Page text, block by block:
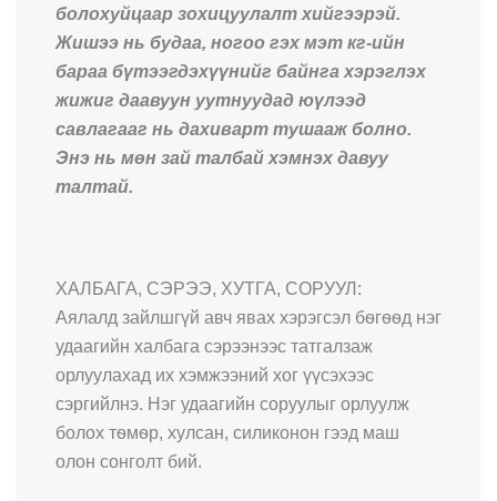
болохуйцаар зохицуулалт хийгээрэй.
Жишээ нь будаа, ногоо гэх мэт кг-ийн
бараа бүтээгдэхүүнийг байнга хэрэглэх
жижиг даавуун уутнуудад юүлээд
савлагааг нь дахиварт тушааж болно.
Энэ нь мөн зай талбай хэмнэх давуу
талтай.
ХАЛБАГА, СЭРЭЭ, ХУТГА, СОРУУЛ:
Аялалд зайлшгүй авч явах хэрэгсэл бѳгѳѳд нэг
удаагийн халбага сэрээнээс татгалзаж
орлуулахад их хэмжээний хог үүсэхээс
сэргийлнэ. Нэг удаагийн соруулыг орлуулж
болох тѳмѳр, хулсан, силиконон гээд маш
олон сонголт бий.